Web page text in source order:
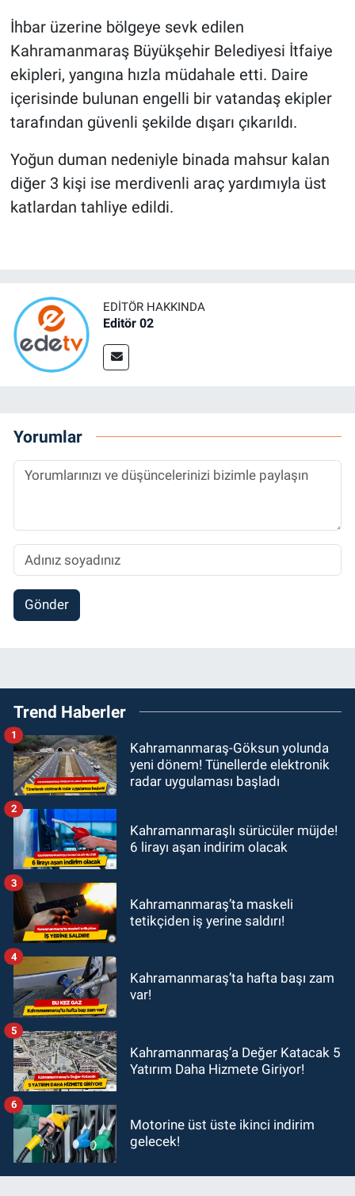
İhbar üzerine bölgeye sevk edilen
Kahramanmaraş Büyükşehir Belediyesi İtfaiye
ekipleri, yangına hızla müdahale etti. Daire
içerisinde bulunan engelli bir vatandaş ekipler
tarafından güvenli şekilde dışarı çıkarıldı.
Yoğun duman nedeniyle binada mahsur kalan
diğer 3 kişi ise merdivenli araç yardımıyla üst
katlardan tahliye edildi.
EDITÖR HAKKINDA
Editör 02
Yorumlar
Gönder
Trend Haberler
Kahramanmaraş-Göksun yolunda
yeni dönem! Tünellerde elektronik
radar uygulaması başladı
1
Kahramanmaraşlı sürücüler müjde!
6 lirayı aşan indirim olacak
2
Kahramanmaraş’ta maskeli
tetikçiden iş yerine saldırı!
3
Kahramanmaraş’ta hafta başı zam
var!
4
Kahramanmaraş’a Değer Katacak 5
Yatırım Daha Hizmete Giriyor!
5
Motorine üst üste ikinci indirim
gelecek!
6